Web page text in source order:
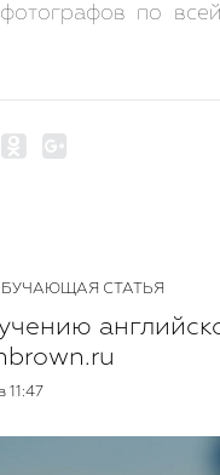
по
СТАТЬЯ
11:47